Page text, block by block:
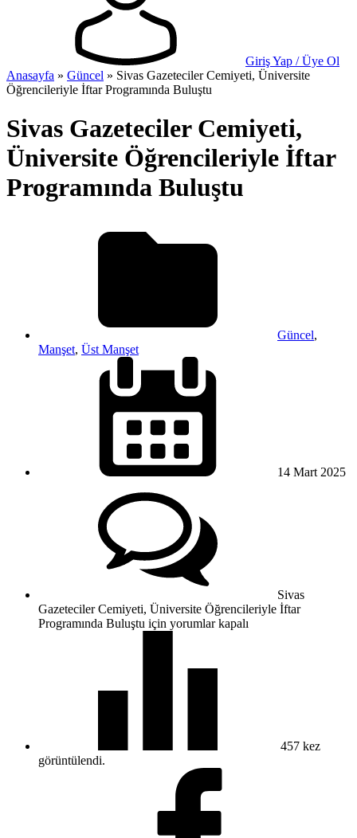
Giriş Yap / Üye Ol
Anasayfa » Güncel » Sivas Gazeteciler Cemiyeti, Üniversite
Öğrencileriyle İftar Programında Buluştu
Sivas Gazeteciler Cemiyeti,
Üniversite Öğrencileriyle İftar
Programında Buluştu
Güncel,
Manşet, Üst Manşet
14 Mart 2025
Sivas
Gazeteciler Cemiyeti, Üniversite Öğrencileriyle İftar
Programında Buluştu için yorumlar kapalı
457 kez
görüntülendi.